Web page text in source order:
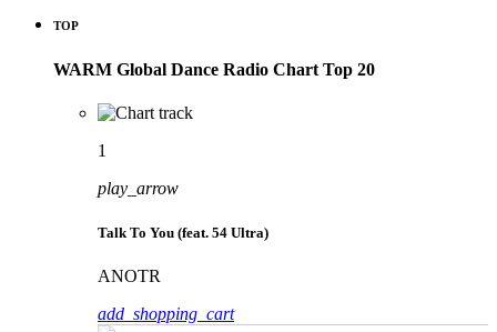
TOP
WARM Global Dance Radio Chart Top 20
1
play_arrow
Talk To You (feat. 54 Ultra)
ANOTR
add_shopping_cart